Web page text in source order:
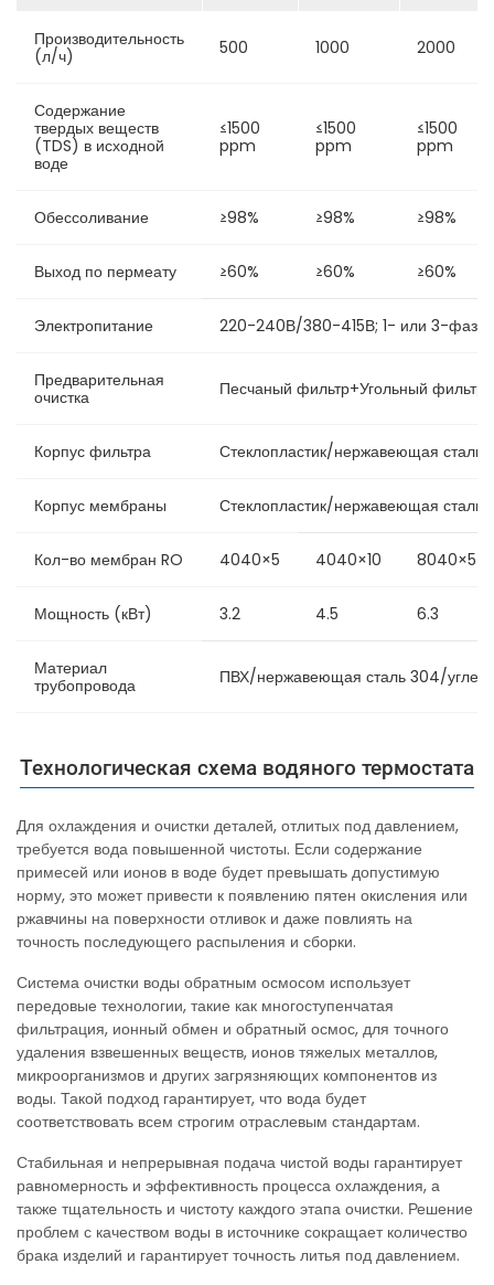
Производительность
(л/ч)
500 1000 2000
Содержание
твердых веществ
(TDS) в исходной
воде
≤1500
ppm
≤1500
ppm
≤1500
ppm
Обессоливание ≥98% ≥98% ≥98%
Выход по пермеату ≥60% ≥60% ≥60%
Электропитание 220-240В/380-415В; 1- или 3-
Предварительная
очистка
Песчаный фильтр+Угольный
Корпус фильтра Стеклопластик/нержавеющая
Корпус мембраны Стеклопластик/нержавеющая
Кол-во мембран RO 4040×5 4040×10 8040×5
Мощность (кВт) 3.2 4.5 6.3
Материал
трубопровода
ПВХ/нержавеющая сталь 304/
Технологическая схема водяного термостата
Для охлаждения и очистки деталей, отлитых под давлением,
требуется вода повышенной чистоты. Если содержание
примесей или ионов в воде будет превышать допустимую
норму, это может привести к появлению пятен окисления или
ржавчины на поверхности отливок и даже повлиять на
точность последующего распыления и сборки.
Система очистки воды обратным осмосом использует
передовые технологии, такие как многоступенчатая
фильтрация, ионный обмен и обратный осмос, для точного
удаления взвешенных веществ, ионов тяжелых металлов,
микроорганизмов и других загрязняющих компонентов из
воды. Такой подход гарантирует, что вода будет
соответствовать всем строгим отраслевым стандартам.
Стабильная и непрерывная подача чистой воды гарантирует
равномерность и эффективность процесса охлаждения, а
также тщательность и чистоту каждого этапа очистки. Решение
проблем с качеством воды в источнике сокращает количество
брака изделий и гарантирует точность литья под давлением.